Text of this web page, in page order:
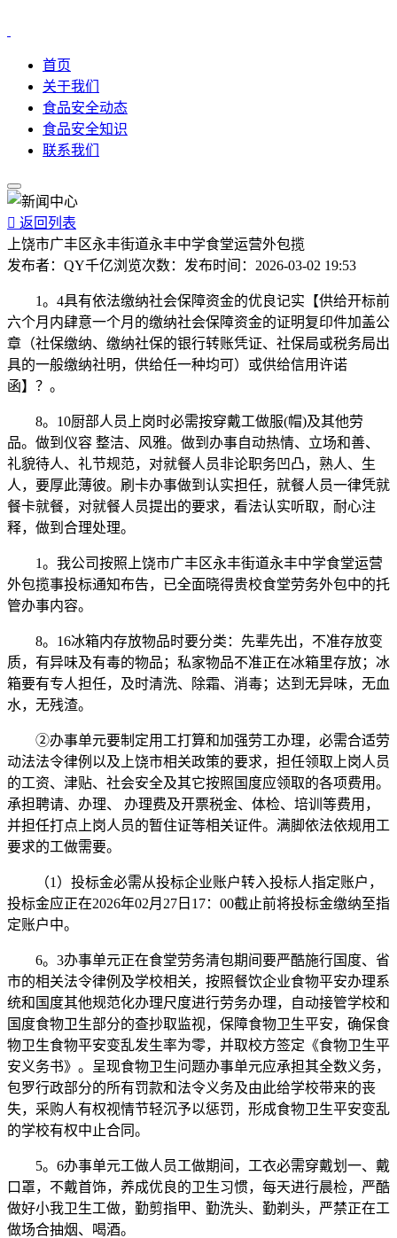
首页
关于我们
食品安全动态
食品安全知识
联系我们
 返回列表
上饶市广丰区永丰街道永丰中学食堂运营外包揽
发布者： QY千亿浏览次数： 发布时间： 2026-03-02 19:53
1。4具有依法缴纳社会保障资金的优良记实【供给开标前
六个月内肆意一个月的缴纳社会保障资金的证明复印件加盖公
章（社保缴纳、缴纳社保的银行转账凭证、社保局或税务局出
具的一般缴纳社明，供给任一种均可）或供给信用许诺
函】？。
8。10厨部人员上岗时必需按穿戴工做服(帽)及其他劳
品。做到仪容 整洁、风雅。做到办事自动热情、立场和善、
礼貌待人、礼节规范，对就餐人员非论职务凹凸，熟人、生
人，要厚此薄彼。刷卡办事做到认实担任，就餐人员一律凭就
餐卡就餐，对就餐人员提出的要求，看法认实听取，耐心注
释，做到合理处理。
1。我公司按照上饶市广丰区永丰街道永丰中学食堂运营
外包揽事投标通知布告，已全面晓得贵校食堂劳务外包中的托
管办事内容。
8。16冰箱内存放物品时要分类：先辈先出，不准存放变
质，有异味及有毒的物品；私家物品不准正在冰箱里存放；冰
箱要有专人担任，及时清洗、除霜、消毒；达到无异味，无血
水，无残渣。
②办事单元要制定用工打算和加强劳工办理，必需合适劳
动法法令律例以及上饶市相关政策的要求，担任领取上岗人员
的工资、津贴、社会安全及其它按照国度应领取的各项费用。
承担聘请、办理、 办理费及开票税金、体检、培训等费用，
并担任打点上岗人员的暂住证等相关证件。满脚依法依规用工
要求的工做需要。
（1）投标金必需从投标企业账户转入投标人指定账户，
投标金应正在2026年02月27日17：00截止前将投标金缴纳至指
定账户中。
6。3办事单元正在食堂劳务清包期间要严酷施行国度、省
市的相关法令律例及学校相关，按照餐饮企业食物平安办理系
统和国度其他规范化办理尺度进行劳务办理，自动接管学校和
国度食物卫生部分的查抄取监视，保障食物卫生平安，确保食
物卫生食物平安变乱发生率为零，并取校方签定《食物卫生平
安义务书》。呈现食物卫生问题办事单元应承担其全数义务，
包罗行政部分的所有罚款和法令义务及由此给学校带来的丧
失，采购人有权视情节轻沉予以惩罚，形成食物卫生平安变乱
的学校有权中止合同。
5。6办事单元工做人员工做期间，工衣必需穿戴划一、戴
口罩，不戴首饰，养成优良的卫生习惯，每天进行晨检，严酷
做好小我卫生工做，勤剪指甲、勤洗头、勤剃头，严禁正在工
做场合抽烟、喝酒。